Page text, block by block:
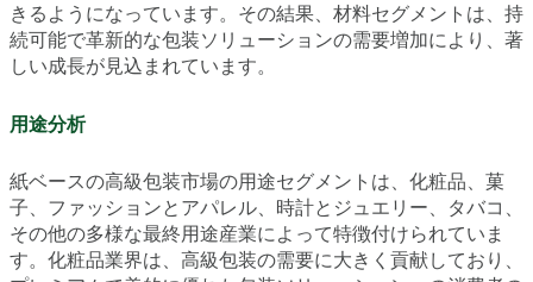
きるようになっています。その結果、材料セグメントは、持
続可能で革新的な包装ソリューションの需要増加により、著
しい成長が見込まれています。
用途分析
紙ベースの高級包装市場の用途セグメントは、化粧品、菓
子、ファッションとアパレル、時計とジュエリー、タバコ、
その他の多様な最終用途産業によって特徴付けられていま
す。化粧品業界は、高級包装の需要に大きく貢献しており、